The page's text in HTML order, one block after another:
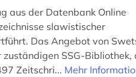
aus der Datenbank Online
slawistischer
Das Angebot von
SSG-Bibliothek,
Zeitschri... Mehr